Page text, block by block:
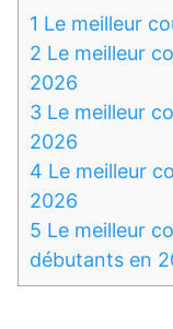
1 Le meilleur
2 Le meilleur
2026
3 Le meilleur
2026
4 Le meilleur
2026
5 Le meilleur
débutants en